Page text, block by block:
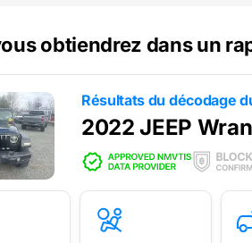
obtiendrez dans un
Résultats du décodage
2022 JEEP